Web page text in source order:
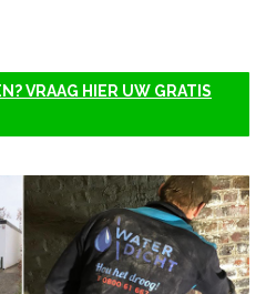
VRAAG HIER UW GRATIS